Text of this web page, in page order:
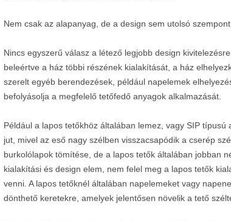
Nem csak az alapanyag, de a design sem utolsó
Nincs egyszerű válasz a létező legjobb design
beleértve a ház többi részének kialakítását, a ház
szerelt egyéb berendezések, például napelemek
befolyásolja a megfelelő tetőfedő anyagok alkalmazását.
Például a lapos tetőkhöz általában lemez, vagy SIP
jut, mivel az eső nagy szélben visszacsapódik a cserép
burkolólapok tömítése, de a lapos tetők általában jobban
kialakítási és design elem, nem felel meg a lapos tetők
venni. A lapos tetőknél általában napelemeket vagy
dönthető keretekre, amelyek jelentősen növelik a tető